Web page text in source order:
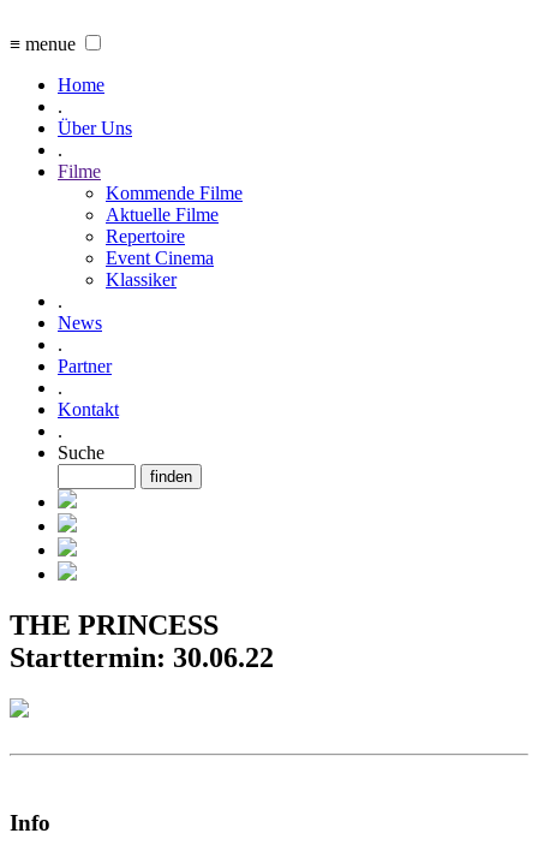
≡ menue
Home
.
Über Uns
.
Filme
Kommende Filme
Aktuelle Filme
Repertoire
Event Cinema
Klassiker
.
News
.
Partner
.
Kontakt
.
Suche
THE PRINCESS
Starttermin: 30.06.22
Info